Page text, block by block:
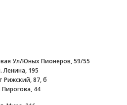
Ул/Юных Пионеров, 59/55
Ленина, 195
Рижский, 87, б
Пирогова, 44